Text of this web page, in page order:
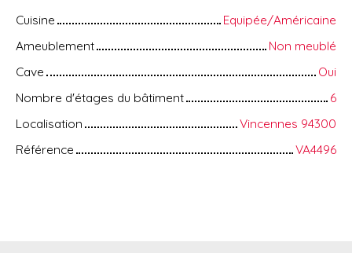
Cuisine
Equipée/Américaine
Ameublement
Non meublé
Cave
Oui
Nombre d'étages du bâtiment
6
Localisation
Vincennes 94300
Référence
VA4496